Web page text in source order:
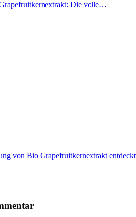
Die volle…
von Bio Grapefruitkernextrakt entdeckt